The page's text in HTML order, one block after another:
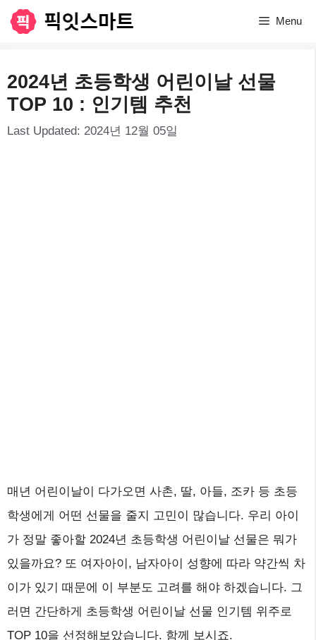
로
너
Menu
2024년 초등학생 어린이날 선물
TOP 10 : 인기템 추천
Last Updated: 2024년 12월 05일
매년 어린이날이 다가오면 사촌, 딸, 아들, 조카 등 초등
학생에게 어떤 선물을 줄지 고민이 많습니다. 우리 아이
가 정말 좋아할 2024년 초등학생 어린이날 선물은 뭐가
있을까요? 또 여자아이, 남자아이 성향에 따라 약간씩 차
이가 있기 때문에 이 부분도 고려를 해야 하겠습니다. 그
러면 간단하게 초등학생 어린이날 선물 인기템 위주로
TOP 10을 선정해보았습니다. 함께 보시죠.